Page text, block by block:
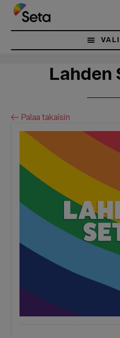
Hyppää
pääsisältöön
Hyppää
ensisijaiseen
sivupalkkiin
Lahden
← Palaa takaisin